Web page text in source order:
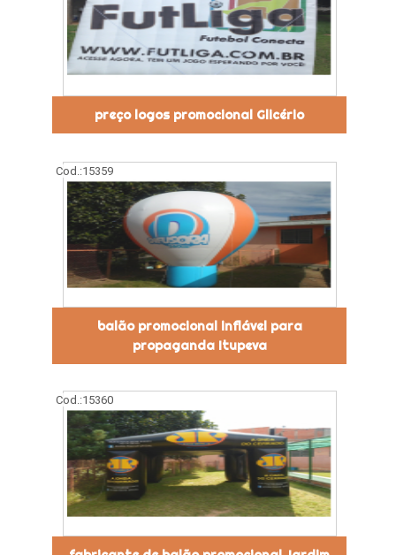
preço logos promocional Glicério
Cod.:15359
balão promocional inflável para
propaganda Itupeva
Cod.:15360